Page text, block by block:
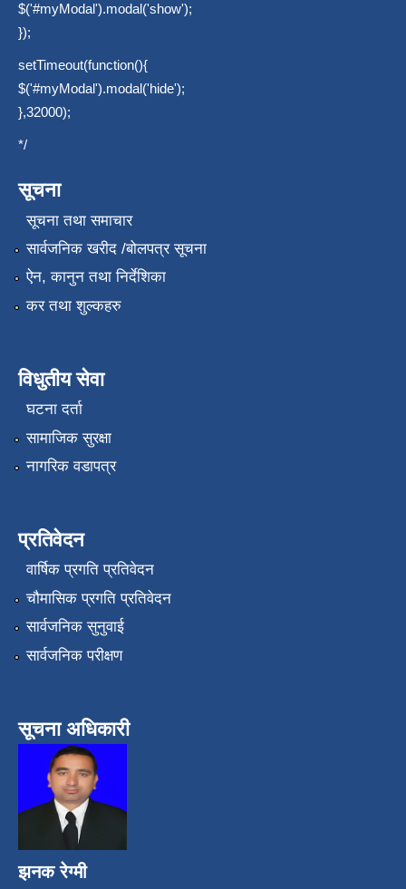
$('#myModal').modal('show');
});
setTimeout(function(){
$('#myModal').modal('hide');
},32000);
*/
सूचना
सूचना तथा समाचार
सार्वजनिक खरीद /बोलपत्र सूचना
ऐन, कानुन तथा निर्देशिका
कर तथा शुल्कहरु
विधुतीय सेवा
घटना दर्ता
सामाजिक सुरक्षा
नागरिक वडापत्र
प्रतिवेदन
वार्षिक प्रगति प्रतिवेदन
चौमासिक प्रगति प्रतिवेदन
सार्वजनिक सुनुवाई
सार्वजनिक परीक्षण
सूचना अधिकारी
झनक रेग्मी